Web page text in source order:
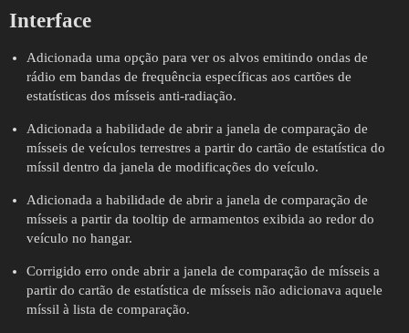
Interface
Adicionada uma opção para ver os alvos emitindo ondas de
rádio em bandas de frequência específicas aos cartões de
estatísticas dos mísseis anti-radiação.
Adicionada a habilidade de abrir a janela de comparação de
mísseis de veículos terrestres a partir do cartão de estatística do
míssil dentro da janela de modificações do veículo.
Adicionada a habilidade de abrir a janela de comparação de
mísseis a partir da tooltip de armamentos exibida ao redor do
veículo no hangar.
Corrigido erro onde abrir a janela de comparação de mísseis a
partir do cartão de estatística de mísseis não adicionava aquele
míssil à lista de comparação.